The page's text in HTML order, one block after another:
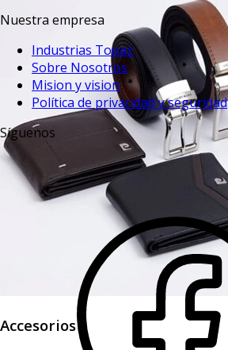
Accesorios
Nuestra empresa
Industrias Topaz
Sobre Nosotros
Mision y vision
Política de privacidad y seguridad
Síguenos